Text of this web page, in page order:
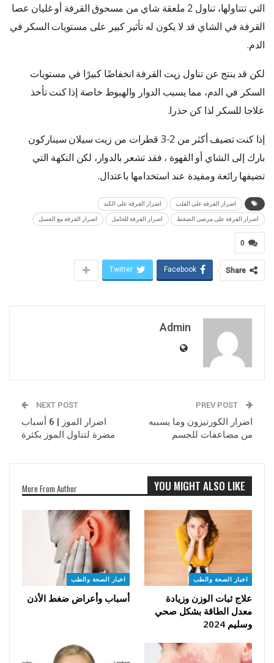
التي تتناولها، تناول 2 ملعقة شاي من مسحوق القرفة أو غليان عصا
القرفة في الشاي قد لا يكون له تأثير كبير على مستويات السكر في
الدم.
لكن قد ينتج عن تناول زيت القرفة انخفاضًا كبيرًا في مستويات
السكر في الدم، مما يسبب الدوار والهبوط خاصة إذا كنت تأخذ
علاجا للسكر لذا كن حذرا.
إذا كنت تضيف أكثر من 2-3 قطرات من زيت سيلان سيناركون
بارك إلى الشاي أو القهوة ، فقد تشعر بالدوار، لكن النكهة التي
تضيفها رائعة ومفيدة عند استخدامها باعتدال.
اضرار القرفة على القلب اضرار القرفة على الكبد
اضرار القرفة على مرضى الضغط اضرار القرفة للحامل اضرار القرفة مع العسل
0
Share
Facebook
Twitter
Admin
اضرار الكورتيزون وما يسببه
من مضاعفات للجسم
NEXT POST
اضرار الموز | 6 أسباب
مضرة لتناول الموز بكثرة
YOU MIGHT ALSO LIKE
More From Author
اخبار الصحة والطب
علاج ثبات الوزن وزيادة
معدل الطاقة بشكل صحي
وسليم 2024
اخبار الصحة والطب
أسباب وأعراض ضغط الأذن